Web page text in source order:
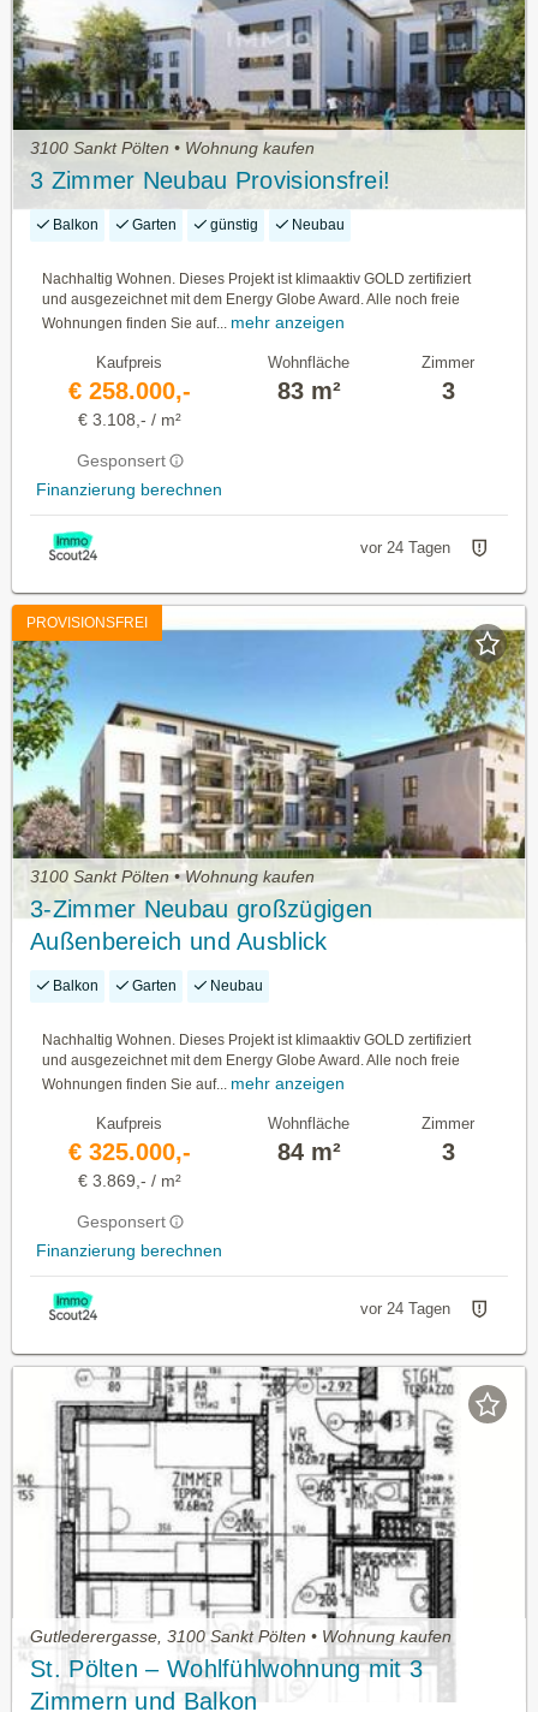
3100 Sankt Pölten • Wohnung kaufen
3 Zimmer Neubau Provisionsfrei!
Balkon Garten günstig Neubau
Nachhaltig Wohnen. Dieses Projekt ist klimaaktiv GOLD zertifiziert
und ausgezeichnet mit dem Energy Globe Award. Alle noch freie
Wohnungen finden Sie auf... mehr anzeigen
Kaufpreis
€ 258.000,-
€ 3.108,- / m²
Gesponsert
Finanzierung berechnen
Wohnfläche
83 m²
Zimmer
3
vor 24 Tagen
PROVISIONSFREI
3100 Sankt Pölten • Wohnung kaufen
3-Zimmer Neubau großzügigen
Außenbereich und Ausblick
Balkon Garten Neubau
Nachhaltig Wohnen. Dieses Projekt ist klimaaktiv GOLD zertifiziert
und ausgezeichnet mit dem Energy Globe Award. Alle noch freie
Wohnungen finden Sie auf...
mehr anzeigen
Kaufpreis
€ 325.000,-
€ 3.869,- / m²
Gesponsert
Finanzierung berechnen
Wohnfläche
84 m²
Zimmer
3
vor 24 Tagen
Gutlederergasse, 3100 Sankt Pölten • Wohnung kaufen
St. Pölten – Wohlfühlwohnung mit 3
Zimmern und Balkon